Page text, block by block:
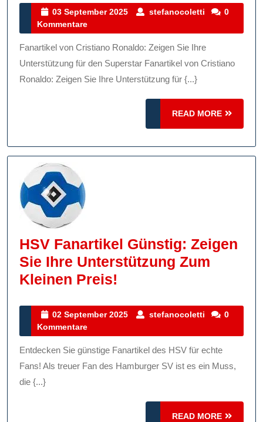
Fanartikel:
Sie
Ihre
Unterstützung
Für
Den
03 September 2025
03
2025
stefanocoletti stefanocoletti
0
Kommentare
Fanartikel von Cristiano Ronaldo: Zeigen Sie Ihre
Unterstützung für den Superstar Fanartikel von Cristiano
Ronaldo: Zeigen Sie Ihre Unterstützung für {...}
READ MORE
READ
MORE
HSV Fanartikel Günstig: Zeigen
Sie Ihre Unterstützung Zum
Kleinen Preis!
Günstig:
Sie
Ihre
Zum
02 September 2025
02
2025
stefanocoletti stefanocoletti
0
Kommentare
Entdecken Sie günstige Fanartikel des HSV für echte
Fans! Als treuer Fan des Hamburger SV ist es ein Muss,
die {...}
READ MORE
READ